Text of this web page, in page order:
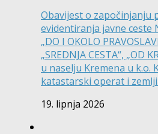
Obavijest o započinjanju
evidentiranja javne ceste
„DO I OKOLO
„SREDNJA CESTA“, „OD
u naselju Kremena u k.o.
katastarski operat i
19. lipnja 2026